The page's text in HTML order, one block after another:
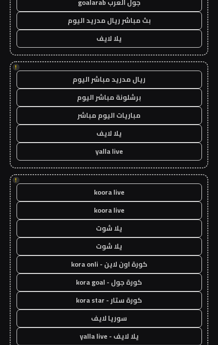
جول العرب goalarab
بث مباشر ريال مدريد اليوم
يلا لايف
!
ريال مدريد مباشر اليوم
برشلونة مباشر اليوم
مباريات اليوم مباشر
يلا لايف
yalla live
!
koora live
koora live
يلا شوت
يلا شوت
كورة اون لاين - kora onli
كورة جول - kora goal
كورة ستار - kora star
سوريا لايف
يلا لايف - yalla live